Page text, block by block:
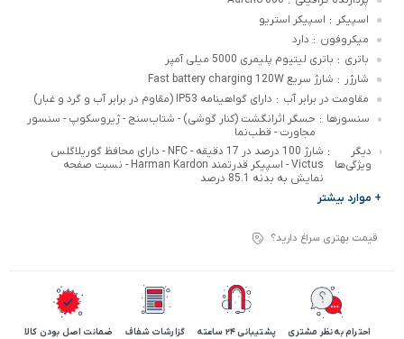
اسپیکر : اسپیکر استریو
میکروفون : دارد
باتری : باتری لیتیوم پلیمری 5000 میلی آمپر
شارژر : شارژ سریع Fast battery charging 120W
مقاومت در برابر آب : دارای گواهینامه IP53 (مقاوم در برابر آب و گرد و غبار)
سنسورها : حسگر اثرانگشت (کنار گوشی) - شتاب‌سنج - ژیروسکوپ - سنسور
مجاورت - قطب‌نما
دیگر
ویژگی‌ها
:
شارژ 100 درصد در 17 دقیقه - NFC - دارای محافظ گوریلاگلس
Victus - اسپیکر قدرتمند Harman Kardon - نسبت صفحه
نمایش به بدنه 85.1 درصد
+ موارد بیشتر
قیمت بهتری سراغ دارید؟
احترام به نظر مشتری پشتیبانی 24 ساعته گزارشات شفاف ضمانت اصل بودن کالا